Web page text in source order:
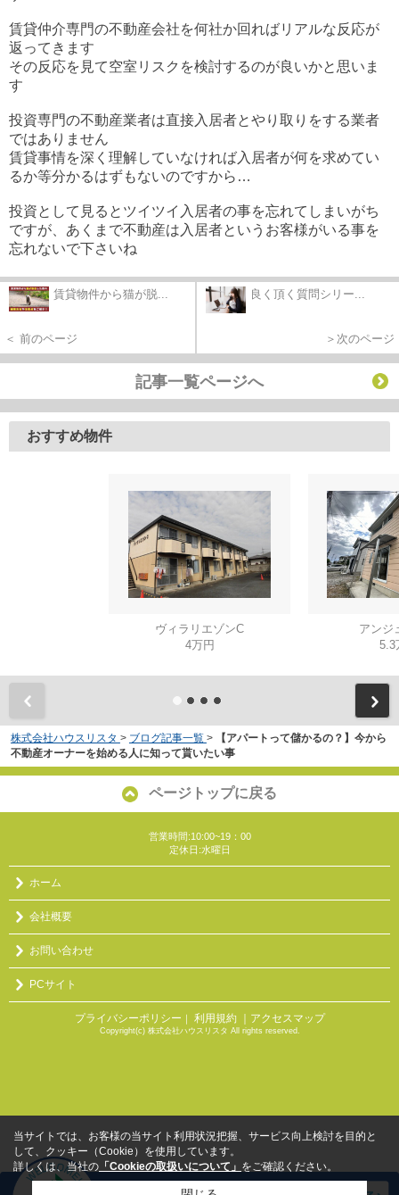
賃貸仲介専門の不動産会社を何社か回ればリアルな反応が
返ってきます
その反応を見て空室リスクを検討するのが良いかと思いま
す
投資専門の不動産業者は直接入居者とやり取りをする業者
ではありません
賃貸事情を深く理解していなければ入居者が何を求めてい
るか等分かるはずもないのですから…
投資として見るとツイツイ入居者の事を忘れてしまいがち
ですが、あくまで不動産は入居者というお客様がいる事を
忘れないで下さいね
賃貸物件から猫が脱...
＜ 前のページ
良く頂く質問シリー...
＞次のページ
記事一覧ページへ
おすすめ物件
ヴィラリエゾンC
4万円
アンジ
5.3
株式会社ハウスリスタ > ブログ記事一覧 >
【アパートって儲かるの？】今から
不動産オーナーを始める人に知って貰いたい事
ページトップに戻る
営業時間:10:00~19：00
定休日:水曜日
ホーム
会社概要
お問い合わせ
PCサイト
プライバシーポリシー 利用規約 ｜アクセスマップ
Copyright(c) 株式会社ハウスリスタ All rights reserved.
当サイトでは、お客様の当サイト利用状況把握、サービス向上検討を目的と
して、クッキー（Cookie）を使用しています。
詳しくは、当社の 「Cookieの取扱いについて」 をご確認ください。